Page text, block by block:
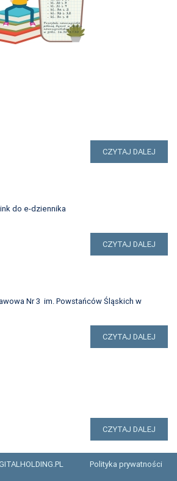
CZYTAJ DALEJ
do e-dziennika
CZYTAJ DALEJ
Nr 3 im. Powstańców Śląskich w
CZYTAJ DALEJ
CZYTAJ DALEJ
Polityka prywatności